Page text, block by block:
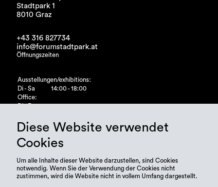
Stadtpark 1
8010 Graz
+43 316 827734
info@forumstadtpark.at
Öffnungszeiten
Ausstellungen/exhibitions:
Di - Sa
14:00 - 18:00
Office:
Diese Website verwendet
Cookies
Um alle Inhalte dieser Website darzustellen, sind Cookies
notwendig. Wenn Sie der Verwendung der Cookies nicht
zustimmen, wird die Website nicht in vollem Umfang dargestellt.